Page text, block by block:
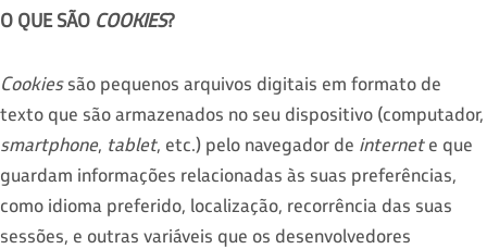
O QUE SÃO COOKIES?
Cookiessão pequenos arquivos digitais em formato de
texto que são armazenados no seu dispositivo (computador,
smartphone, tablet, etc.) pelo navegador de internete que
guardam informações relacionadas às suas preferências,
como idioma preferido, localização, recorrência das suas
sessões, e outras variáveis que os desenvolvedores